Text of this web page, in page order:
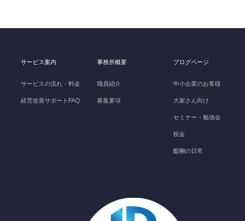
サービス案内
サービスの流れ・料金
経営改善サポートFAQ
事務所概要
職員紹介
募集要項
ブログページ
中小企業のお客様
大家さん向け
セミナー・勉強会
税金
醍醐の日常